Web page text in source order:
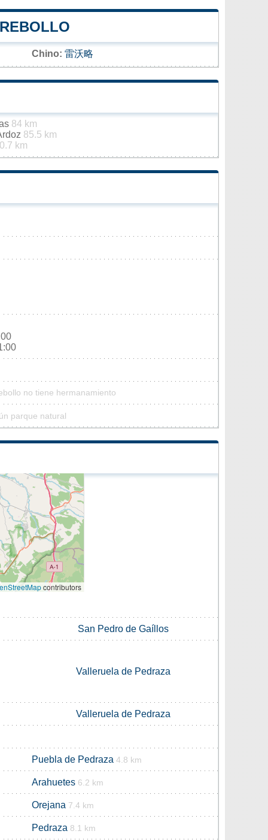
Chino: 雷沃略
84 km
85.5 km
km
no tiene hermanamiento
parque natural
contributors
San Pedro de Gaíllos
Valleruela de Pedraza
Valleruela de Pedraza
Puebla de Pedraza 4.8 km
Arahuetes 6.2 km
Orejana 7.4 km
Pedraza 8.1 km